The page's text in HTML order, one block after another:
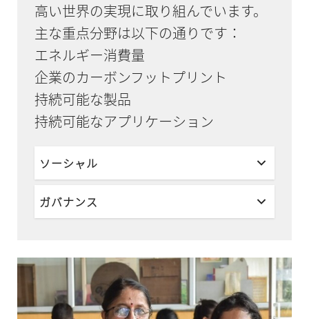
高い世界の実現に取り組んでいます。
主な重点分野は以下の通りです：
エネルギー消費量
企業のカーボンフットプリント
持続可能な製品
持続可能なアプリケーション
ソーシャル
ガバナンス